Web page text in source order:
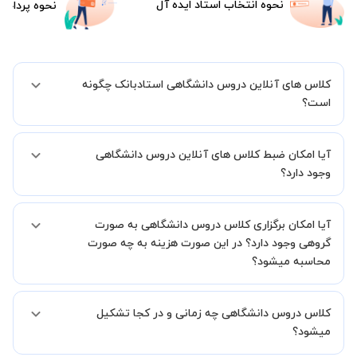
نحوه انتخاب استاد ایده آل نحوه
کلاس های آنلاین دروس دانشگاهی استادبانک چگونه
است؟
شما میدهیم که استاد شما پیش از جلسه تمامی موارد لازم برای برگزاری
یک کلاس آنلاین با کیفیت و مفید را به شما توضیح خواهند داد.
آیا امکان ضبط کلاس های آنلاین دروس دانشگاهی
وجود دارد؟
کنید.
آیا امکان برگزاری کلاس دروس دانشگاهی به صورت
گروهی وجود دارد؟ در این صورت هزینه به چه صورت
محاسبه میشود؟
صورتیکه مایل هستید کلاس ها را در کنار دوستان و یا آشنایان خود به
صورت گروهی برگزار کنید، این امکان وجود دارد. در این حالت، به ازای هر
کلاس دروس دانشگاهی چه زمانی و در کجا تشکیل
میشود؟